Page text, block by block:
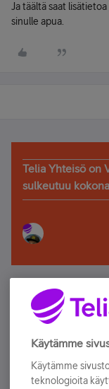
Ja täältä saat lisätietoa
sinulle apua.
Telia Yhteisö on
sulkeutuu
Älä jää
Tilaa Telian
sähköpostiisi.
Käytämme
Käytämme
teknologioita